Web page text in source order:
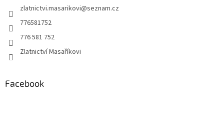
zlatnictvi.masarikovi@seznam.cz
776581752
776 581 752
Zlatnictví Masaříkovi
Facebook